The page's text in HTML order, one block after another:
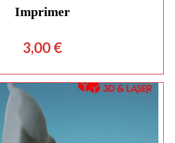
Imprimer
3,00 €